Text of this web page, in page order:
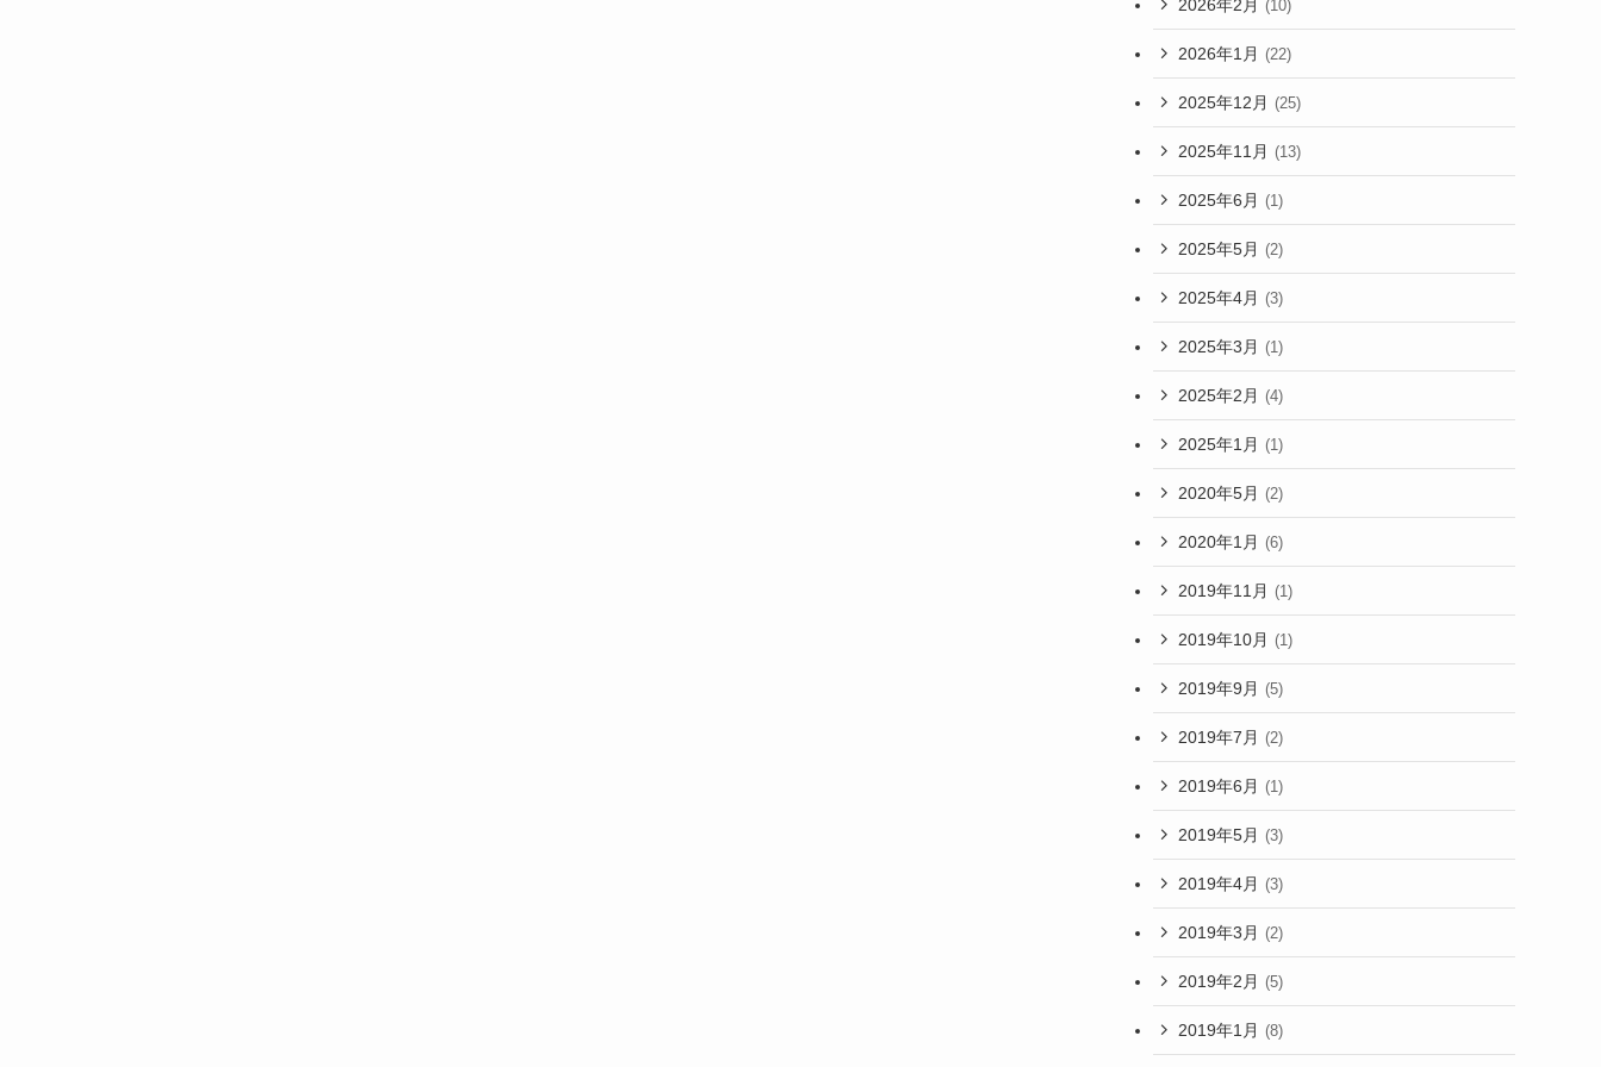
2026年2月 (10)
2026年1月 (22)
2025年12月 (25)
2025年11月 (13)
2025年6月 (1)
2025年5月 (2)
2025年4月 (3)
2025年3月 (1)
2025年2月 (4)
2025年1月 (1)
2020年5月 (2)
2020年1月 (6)
2019年11月 (1)
2019年10月 (1)
2019年9月 (5)
2019年7月 (2)
2019年6月 (1)
2019年5月 (3)
2019年4月 (3)
2019年3月 (2)
2019年2月 (5)
2019年1月 (8)